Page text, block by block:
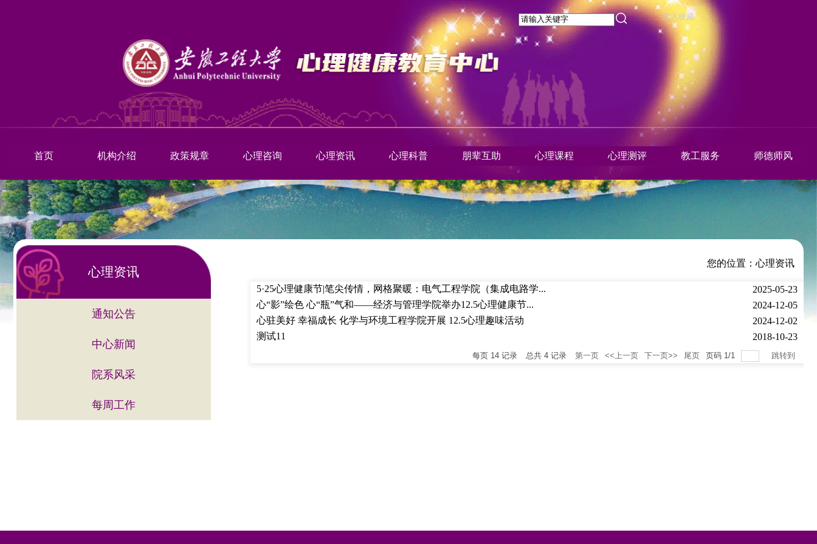
加入收藏
首页 机构介绍 政策规章 心理咨询 心理资讯 心理科普 朋辈互助 心理课程 心理测评 教工服务 师德师风
您的位置： 心理资讯
心理资讯
通知公告
中心新闻
院系风采
每周工作
5·25心理健康节|笔尖传情，网格聚暖：电气工程学院（集成电路学...
2025-05-23
心“影”绘色 心“瓶”气和——经济与管理学院举办12.5心理健康节...
2024-12-05
心驻美好 幸福成长 化学与环境工程学院开展 12.5心理趣味活动
2024-12-02
测试11
2018-10-23
每页 14 记录 总共 4 记录 第一页 <<上一页 下一页>> 尾页 页码 1/1 跳转到